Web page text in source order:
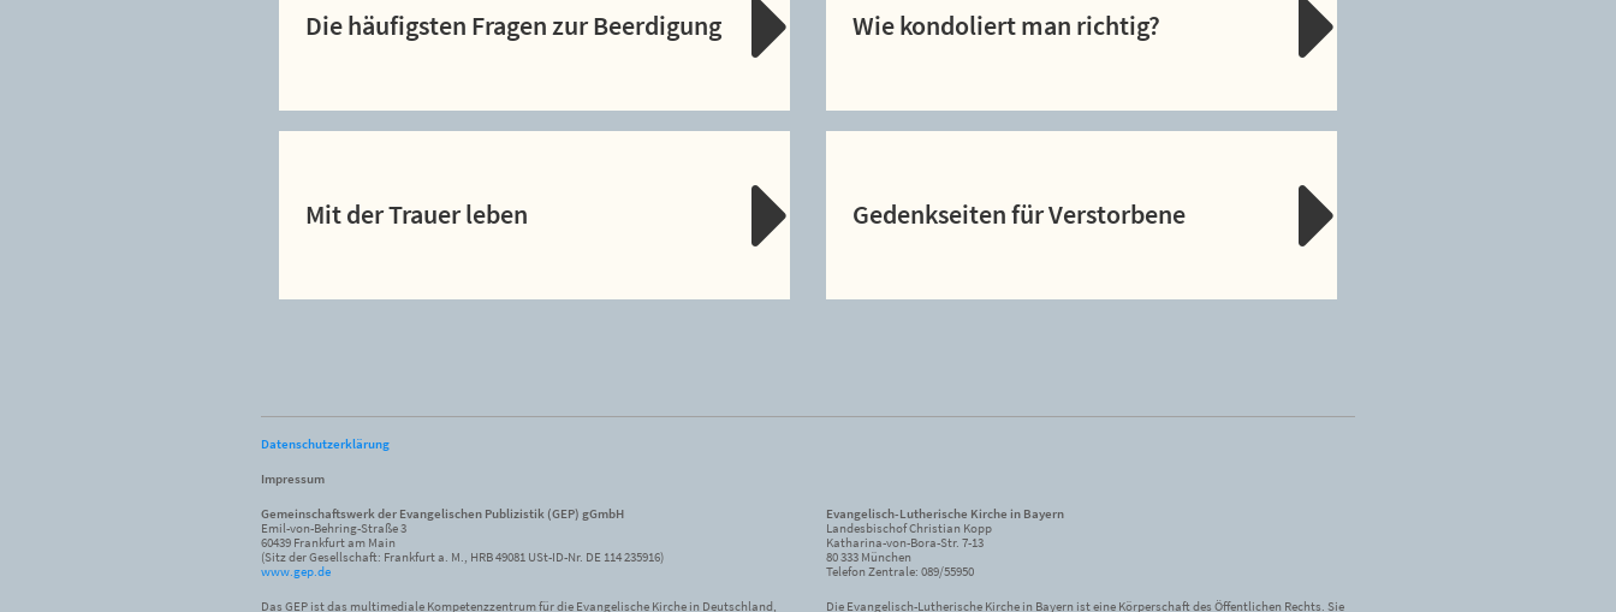
Die häufigsten Fragen zur Beerdigung Wie kondoliert man richtig?
Mit der Trauer leben Gedenkseiten für Verstorbene
Datenschutzerklärung
Impressum
Gemeinschaftswerk der Evangelischen Publizistik (GEP) gGmbH
Emil-von-Behring-Straße 3
60439 Frankfurt am Main
(Sitz der Gesellschaft: Frankfurt a. M., HRB 49081 USt-ID-Nr. DE 114 235916)
www.gep.de
Das GEP ist das multimediale Kompetenzzentrum für die Evangelische Kirche in Deutschland,
Evangelisch-Lutherische Kirche in Bayern
Landesbischof Christian Kopp
Katharina-von-Bora-Str. 7-13
80 333 München
Telefon Zentrale: 089/55950
Die Evangelisch-Lutherische Kirche in Bayern ist eine Körperschaft des Öffentlichen Rechts. Sie